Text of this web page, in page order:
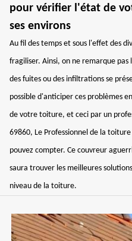
pour vérifier l'état de
ses environs
Au fil des temps et sous l'effet des
fragiliser. Ainsi, on ne remarque
des fuites ou des infiltrations se
possible d'anticiper ces problèmes
de votre toiture, et ceci par un
69860, Le Professionnel de la
pouvez compter. Ce couvreur
saura trouver les meilleures
niveau de la toiture.